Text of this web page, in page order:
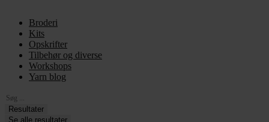
Broderi
Kits
Opskrifter
Tilbehør og diverse
Workshops
Yarn blog
Search
...Resultater
Se alle resultater